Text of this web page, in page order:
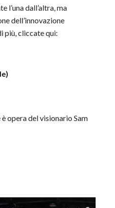
l’una dall’altra, ma
dell’innovazione
più, cliccate qui:
opera del visionario Sam